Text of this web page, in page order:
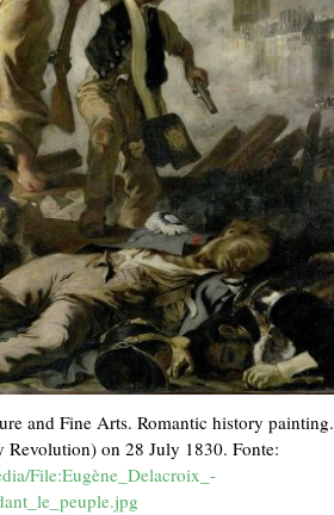
and Fine Arts. Romantic history painting.
Revolution) on 28 July 1830. Fonte:
File:Eugène_Delacroix_-